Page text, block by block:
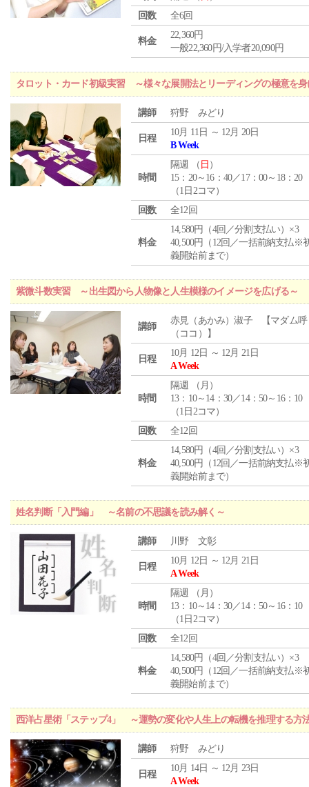
回数
全6回
料金
22,360円
一般22,360円/入学者20,090円
タロット・カード初級実習 ～様々な展開法とリーディングの極意を身
講師 狩野 みどり
日程
10月 11日 ～ 12月 20日
B Week
時間
隔週 （ 日 ）
15：20～16：40／17：00～18：20
（1日2コマ）
回数
全12回
料金
14,580円（4回／分割支払い）×3
40,500円（12回／一括前納支払※
義開始前まで）
紫微斗数実習 ～出生図から人物像と人生模様のイメージを広げる～
講師
赤見（あかみ）淑子 【マダム呼
（ココ）】
日程
10月 12日 ～ 12月 21日
A Week
時間
隔週 （ 月 ）
13：10～14：30／14：50～16：10
（1日2コマ）
回数
全12回
料金
14,580円（4回／分割支払い）×3
40,500円（12回／一括前納支払※
義開始前まで）
姓名判断「入門編」 ～名前の不思議を読み解く～
講師 川野 文彰
日程
10月 12日 ～ 12月 21日
A Week
時間
隔週 （ 月 ）
13：10～14：30／14：50～16：10
（1日2コマ）
回数
全12回
料金
14,580円（4回／分割支払い）×3
40,500円（12回／一括前納支払※
義開始前まで）
西洋占星術「ステップ4」 ～運勢の変化や人生上の転機を推理する方
講師 狩野 みどり
日程
10月 14日 ～ 12月 23日
A Week